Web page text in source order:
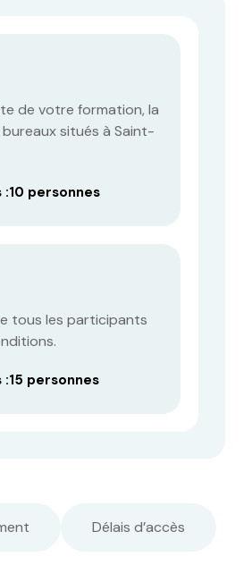
de votre formation, la
situés à Saint-
:10 personnes
tous les participants
:15 personnes
Délais d’accès